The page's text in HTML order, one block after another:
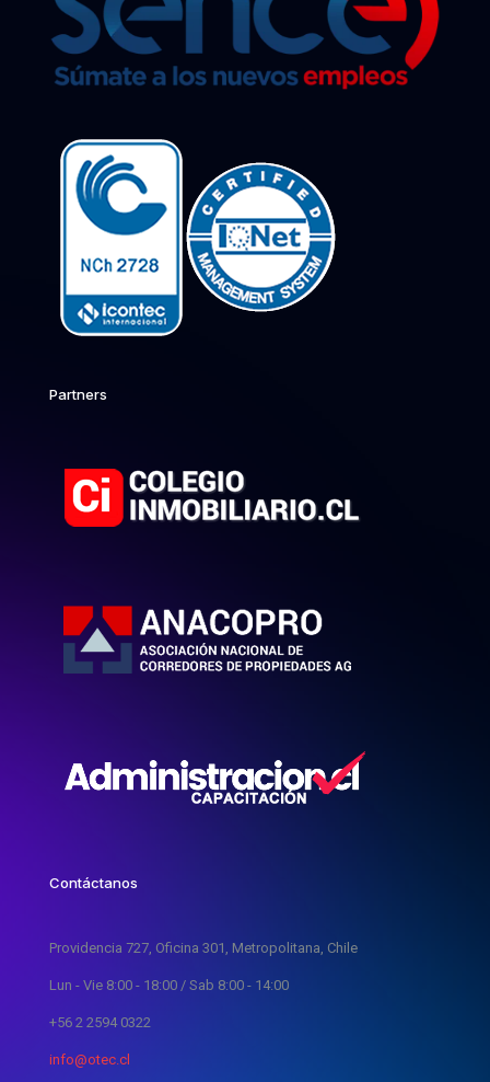
Partners
Contáctanos
Providencia 727, Oficina 301, Metropolitana, Chile
Lun - Vie 8:00 - 18:00 / Sab 8:00 - 14:00
+56 2 2594 0322
info@otec.cl